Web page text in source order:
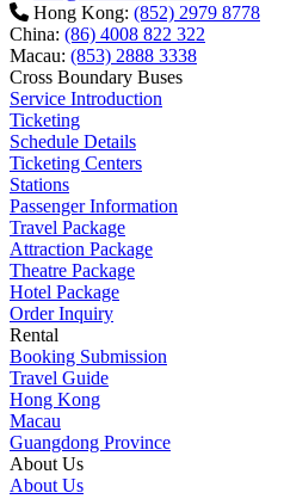
Hong Kong: (852) 2979 8778
China: (86) 4008 822 322
Macau: (853) 2888 3338
Cross Boundary Buses
Service Introduction
Ticketing
Schedule Details
Ticketing Centers
Stations
Passenger Information
Travel Package
Attraction Package
Theatre Package
Hotel Package
Order Inquiry
Rental
Booking Submission
Travel Guide
Hong Kong
Macau
Guangdong Province
About Us
About Us